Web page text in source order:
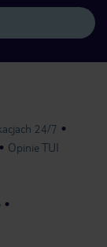
24/7
Opinie TUI